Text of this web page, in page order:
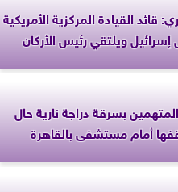
قائد القيادة المركزية الأمريكية
ويلتقي رئيس الأركان
بسرقة دراجة نارية حال
أمام مستشفى بالقاهرة